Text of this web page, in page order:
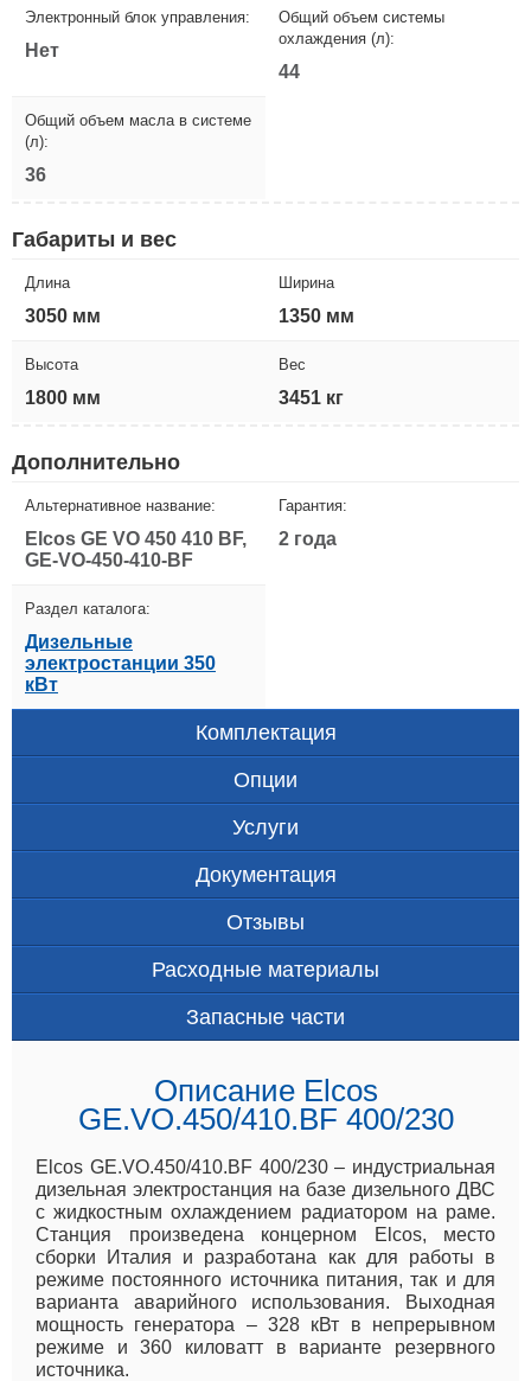
Электронный блок управления:
Нет
Общий объем системы
охлаждения (л):
44
Общий объем масла в системе
(л):
36
Габариты и вес
Длина
3050 мм
Ширина
1350 мм
Высота
1800 мм
Вес
3451 кг
Дополнительно
Альтернативное название:
Elcos GE VO 450 410 BF,
GE-VO-450-410-BF
Гарантия:
2 года
Раздел каталога:
Дизельные
электростанции 350
кВт
Комплектация
Опции
Услуги
Документация
Отзывы
Расходные материалы
Запасные части
Описание Elcos
GE.VO.450/410.BF 400/230
Elcos GE.VO.450/410.BF 400/230 – индустриальная
дизельная электростанция на базе дизельного ДВС
с жидкостным охлаждением радиатором на раме.
Станция произведена концерном Elcos, место
сборки Италия и разработана как для работы в
режиме постоянного источника питания, так и для
варианта аварийного использования. Выходная
мощность генератора – 328 кВт в непрерывном
режиме и 360 киловатт в варианте резервного
источника.